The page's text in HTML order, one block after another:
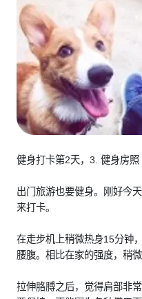
健身打卡第2天，3. 健身房照
出门旅游也要健身。刚好今
来打卡。
在走步机上稍微热身15分钟
腰腹。相比在家的强度，稍
拉伸胳膊之后，觉得肩部非